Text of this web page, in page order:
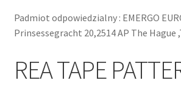
Padmiot odpowiedzialny : EMERGO
Prinsessegracht 20,2514 AP The Hague
REA TAPE